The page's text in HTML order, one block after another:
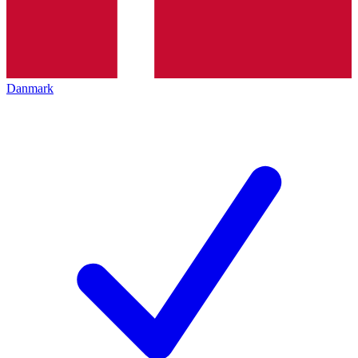
Danmark